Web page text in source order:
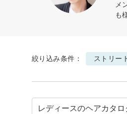
メ
も
絞り込み条件： ストリー
レディースのヘアカタロ